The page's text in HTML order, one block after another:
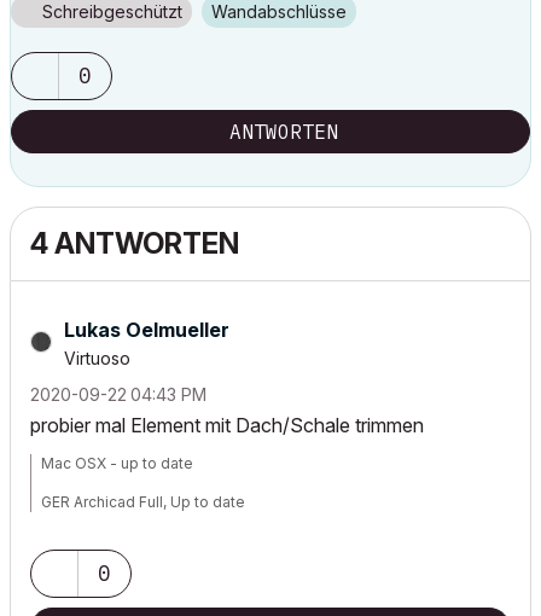
Schreibgeschützt Wandabschlüsse
0
ANTWORTEN
4 ANTWORTEN
Lukas Oelmueller
Virtuoso
‎2020-09-22 04:43 PM
probier mal Element mit Dach/Schale trimmen
Mac OSX - up to date
GER Archicad Full, Up to date
0